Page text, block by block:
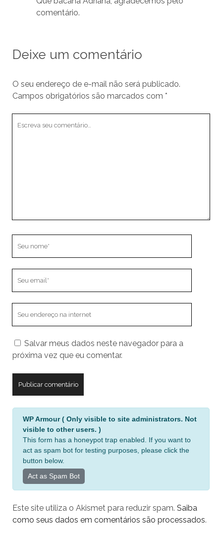
comentário.
Deixe um comentário
O seu endereço de e-mail não será publicado.
Campos obrigatórios são marcados com *
seu
site
Salvar meus dados neste navegador para a
próxima vez que eu comentar.
i
v
WP Armour ( Only visible to site administrators. Not
visible to other users. )
This form has a honeypot trap enabled. If you want to
act as spam bot for testing purposes, please click the
button below.
Act as Spam Bot
Este site utiliza o Akismet para reduzir spam. Saiba
como seus dados em comentários são processados.